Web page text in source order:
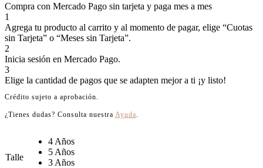
Compra con Mercado Pago sin tarjeta y paga mes a mes
1
Agrega tu producto al carrito y al momento de pagar, elige “Cuotas
sin Tarjeta” o “Meses sin Tarjeta”.
2
Inicia sesión en Mercado Pago.
3
Elige la cantidad de pagos que se adapten mejor a ti ¡y listo!
Crédito sujeto a aprobación.
¿Tienes dudas? Consulta nuestra Ayuda.
Talle
4 Años
5 Años
3 Años